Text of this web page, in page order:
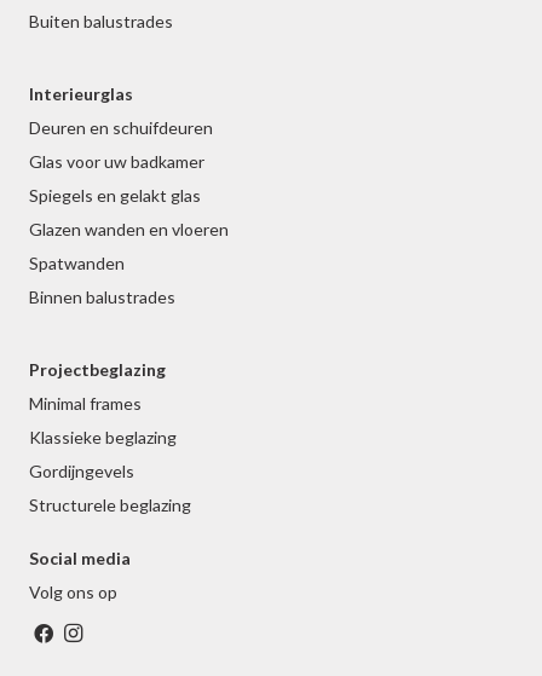
Buiten balustrades
Interieurglas
Deuren en schuifdeuren
Glas voor uw badkamer
Spiegels en gelakt glas
Glazen wanden en vloeren
Spatwanden
Binnen balustrades
Projectbeglazing
Minimal frames
Klassieke beglazing
Gordijngevels
Structurele beglazing
Social media
Volg ons op